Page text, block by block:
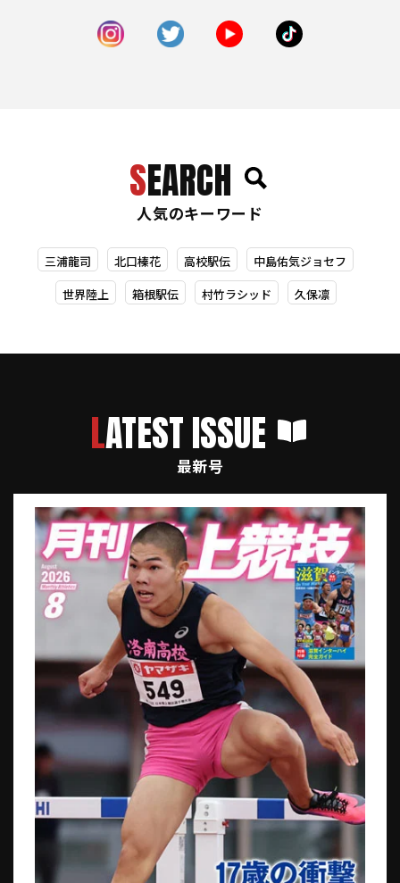
SEARCH
人気のキーワード
三浦龍司 北口榛花 高校駅伝 中島佑気ジョセフ
世界陸上 箱根駅伝 村竹ラシッド 久保凛
LATEST ISSUE
最新号